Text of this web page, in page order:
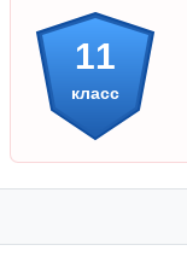
11
класс